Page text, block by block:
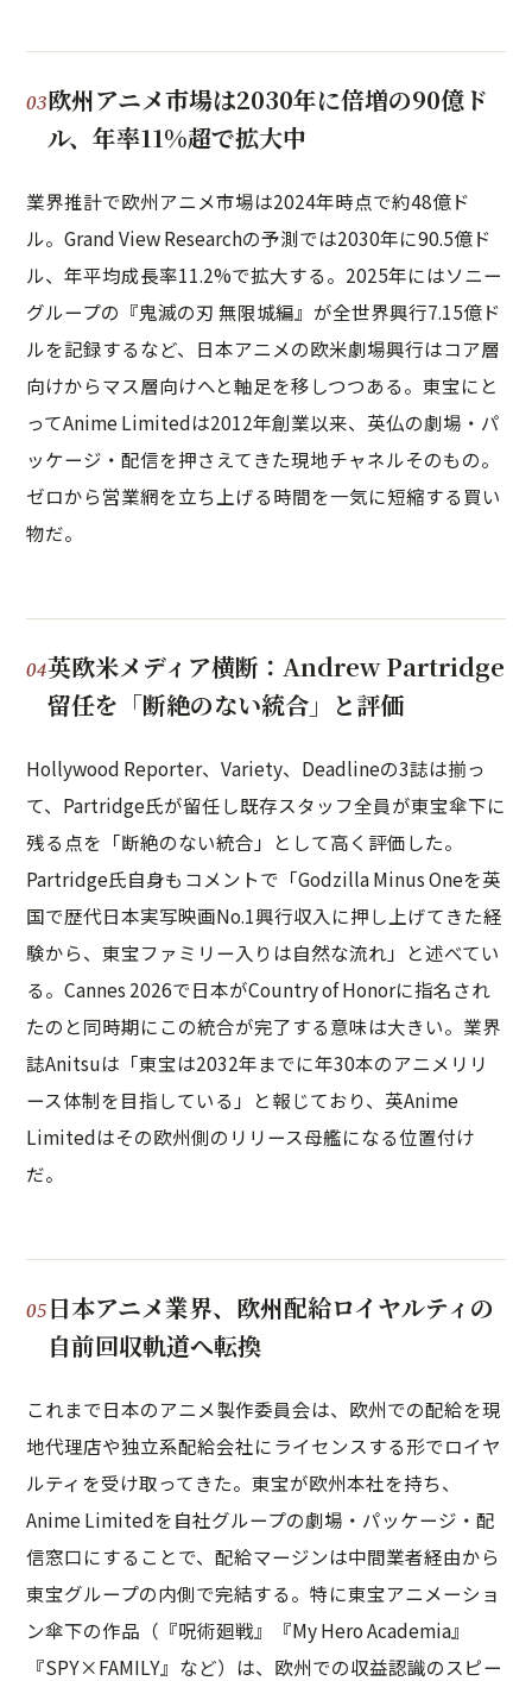
欧州アニメ市場は2030年に倍増の90億ド
ル、年率11%超で拡大中
業界推計で欧州アニメ市場は2024年時点で約48億ド
ル。Grand View Researchの予測では2030年に90.5億ド
ル、年平均成長率11.2%で拡大する。2025年にはソニー
グループの『鬼滅の刃 無限城編』が全世界興行7.15億ド
ルを記録するなど、日本アニメの欧米劇場興行はコア層
向けからマス層向けへと軸足を移しつつある。東宝にと
ってAnime Limitedは2012年創業以来、英仏の劇場・パ
ッケージ・配信を押さえてきた現地チャネルそのもの。
ゼロから営業網を立ち上げる時間を一気に短縮する買い
物だ。
英欧米メディア横断：Andrew Partridge
留任を「断絶のない統合」と評価
Hollywood Reporter、Variety、Deadlineの3誌は揃っ
て、Partridge氏が留任し既存スタッフ全員が東宝傘下に
残る点を「断絶のない統合」として高く評価した。
Partridge氏自身もコメントで「Godzilla Minus Oneを英
国で歴代日本実写映画No.1興行収入に押し上げてきた経
験から、東宝ファミリー入りは自然な流れ」と述べてい
る。Cannes 2026で日本がCountry of Honorに指名され
たのと同時期にこの統合が完了する意味は大きい。業界
誌Anitsuは「東宝は2032年までに年30本のアニメリリ
ース体制を目指している」と報じており、英Anime
Limitedはその欧州側のリリース母艦になる位置付け
だ。
日本アニメ業界、欧州配給ロイヤルティの
自前回収軌道へ転換
これまで日本のアニメ製作委員会は、欧州での配給を現
地代理店や独立系配給会社にライセンスする形でロイヤ
ルティを受け取ってきた。東宝が欧州本社を持ち、
Anime Limitedを自社グループの劇場・パッケージ・配
信窓口にすることで、配給マージンは中間業者経由から
東宝グループの内側で完結する。特に東宝アニメーショ
ン傘下の作品（『呪術廻戦』『My Hero Academia』
『SPY×FAMILY』など）は、欧州での収益認識のスピー